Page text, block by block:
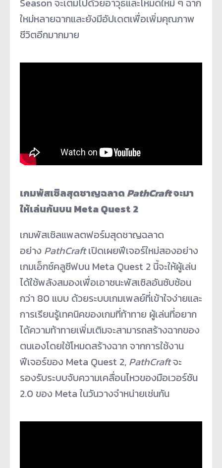
ใหม่หลายฉากและยังมีอัปเดตเพื่อเพิ่มคุณภาพ
ชีวิตอีกมากมาย
เกมพัสเซิลสุดชาญฉลาด PathCraftจะมา
ให้เล่นกันบน Meta Quest 2
เกมพัสเซิลแพลตฟอร์มสุดชาญฉลาด
อย่าง PathCraftเปิดเผยฟีเจอร์ใหม่สองอย่าง
เกมเอ็กซ์คลูซีฟบน Meta Quest 2 นี้จะให้ผู้เล่น
ได้ใช้พลังสมองเพื่อเอาชนะพัสเซิลอันซับซ้อน
กว่า 80 แบบ ด้วยระบบเกมเพลย์ที่เข้าใจง่ายและ
การเรียนรู้เทคนิคของเกมที่ท้าทาย ผู้เล่นที่อยาก
ได้ความท้าทายเพิ่มเติมจะสามารถสร้างฉากของ
ตนเองโดยใช้โหมดสร้างฉาก จากการใช้งาน
ฟีเจอร์ของ Meta Quest 2, PathCraftจะ
รองรับระบบจับความเคลื่อนไหวของมือเวอร์ชัน
2.0 ของ Meta ในวันวางจำหน่ายเช่นกัน